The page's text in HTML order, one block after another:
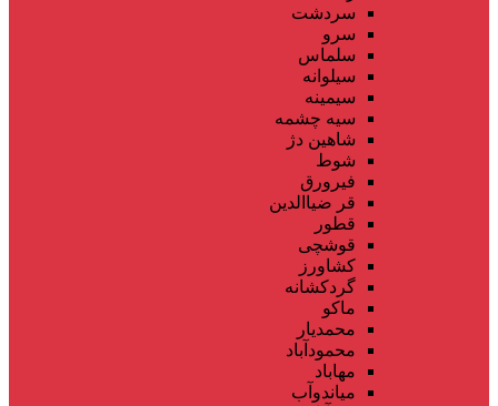
سردشت
سرو
سلماس
سیلوانه
سیمینه
سیه چشمه
شاهین دژ
شوط
فیرورق
قر ضیاالدین
قطور
قوشچی
کشاورز
گردکشانه
ماکو
محمدیار
محمودآباد
مهاباد
میاندوآب